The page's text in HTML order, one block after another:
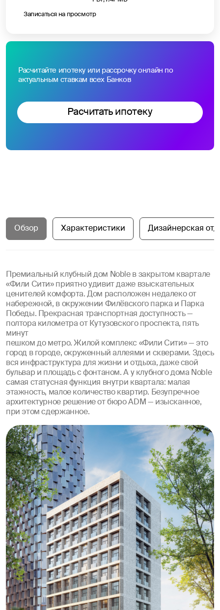
Записаться на просмотр
Расчитайте ипотеку или рассрочку онлайн по
актуальным ставкам всех Банков
Расчитать ипотеку
Обзор Характеристики Дизайнерская
Премиальный клубный дом Noble в закрытом квартале
«Фили Сити» приятно удивит даже взыскательных
ценителей комфорта. Дом расположен недалеко от
набережной, в окружении Филёвского парка и Парка
Победы. Прекрасная транспортная доступность —
полтора километра от Кутузовского проспекта, пять
минут
пешком до метро. Жилой комплекс «Фили Сити» — это
город в городе, окруженный аллеями и скверами. Здесь
вся инфраструктура для жизни и отдыха, даже свой
бульвар и площадь с фонтаном. А у клубного дома Noble
самая статусная функция внутри квартала: малая
этажность, малое количество квартир. Безупречное
архитектурное решение от бюро ADM — изысканное,
при этом сдержанное.